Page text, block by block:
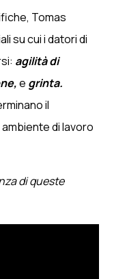
Tomas
su cui i datori di
agilità di
e grinta.
il
di lavoro
di queste